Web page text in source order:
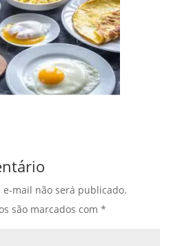
e-mail não será publicado.
são marcados com *